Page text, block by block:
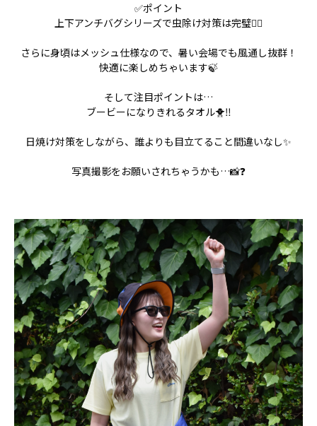
✅ポイント
上下アンチバグシリーズで虫除け対策は完璧👌🏽
さらに身頃はメッシュ仕様なので、暑い会場でも風通し抜群！
快適に楽しめちゃいます🍃
そして注目ポイントは…
ブービーになりきれるタオル🐥‼️
日焼け対策をしながら、誰よりも目立てること間違いなし✨
写真撮影をお願いされちゃうかも…📸❓